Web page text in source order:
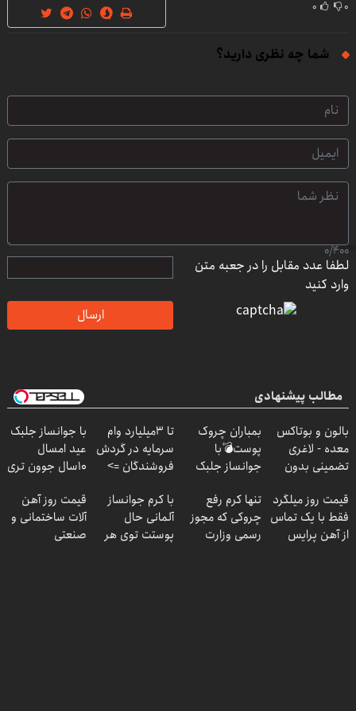
۰ ۰
شما چه نظری دارید؟
0/400
لطفا عدد مقابل را در جعبه متن
وارد کنید
ارسال
مطالب پیشنهادی
بالون و بوتاکس
معده - لاغری
تضمینی بدون
بمباران چروک
پوست💣با
جوانساز جلبک
تا 3میلیارد وام
سرمایه در گردش
فروشندگان =>
ثبت کن
با جوانساز جلبک
عید امسال
۱۰سال جوون تری
قیمت روز میلگرد
فقط با یک تماس
از آهن پرایس
تنها کرم رفع
چروکی که مجوز
رسمی وزارت
با کرم جوانساز
آلمانی حال
پوستت توی هر
قیمت روز آهن
آلات ساختمانی و
صنعتی